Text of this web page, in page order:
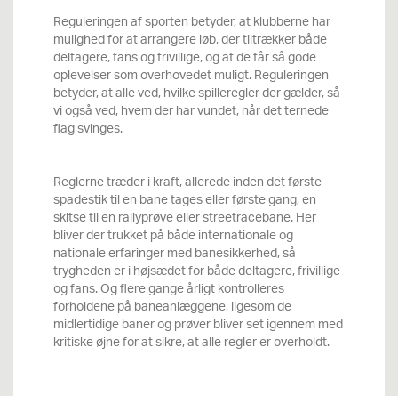
Reguleringen af sporten betyder, at klubberne har
mulighed for at arrangere løb, der tiltrækker både
deltagere, fans og frivillige, og at de får så gode
oplevelser som overhovedet muligt. Reguleringen
betyder, at alle ved, hvilke spilleregler der gælder, så
vi også ved, hvem der har vundet, når det ternede
flag svinges.
Reglerne træder i kraft, allerede inden det første
spadestik til en bane tages eller første gang, en
skitse til en rallyprøve eller streetracebane. Her
bliver der trukket på både internationale og
nationale erfaringer med banesikkerhed, så
trygheden er i højsædet for både deltagere, frivillige
og fans. Og flere gange årligt kontrolleres
forholdene på baneanlæggene, ligesom de
midlertidige baner og prøver bliver set igennem med
kritiske øjne for at sikre, at alle regler er overholdt.